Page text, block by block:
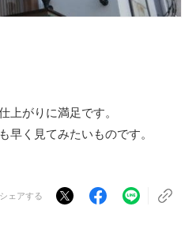
上がりに満足です。
早く見てみたいものです。
ェアする